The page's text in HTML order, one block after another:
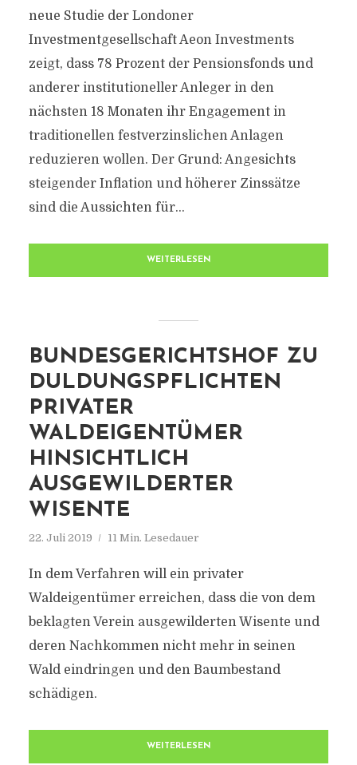
neue Studie der Londoner
Investmentgesellschaft Aeon Investments
zeigt, dass 78 Prozent der Pensionsfonds und
anderer institutioneller Anleger in den
nächsten 18 Monaten ihr Engagement in
traditionellen festverzinslichen Anlagen
reduzieren wollen. Der Grund: Angesichts
steigender Inflation und höherer Zinssätze
sind die Aussichten für...
WEITERLESEN
BUNDESGERICHTSHOF ZU
DULDUNGSPFLICHTEN
PRIVATER
WALDEIGENTÜMER
HINSICHTLICH
AUSGEWILDERTER
WISENTE
22. Juli 2019 11 Min. Lesedauer
In dem Verfahren will ein privater
Waldeigentümer erreichen, dass die von dem
beklagten Verein ausgewilderten Wisente und
deren Nachkommen nicht mehr in seinen
Wald eindringen und den Baumbestand
schädigen.
WEITERLESEN